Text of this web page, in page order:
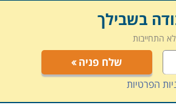
בשבילך
התחייבות
שלח פניה
הפרטיות